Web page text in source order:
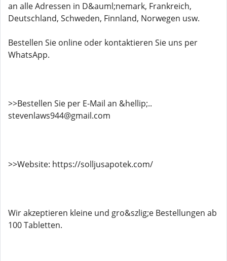
an alle Adressen in D&auml;nemark, Frankreich,
Deutschland, Schweden, Finnland, Norwegen usw.
Bestellen Sie online oder kontaktieren Sie uns per
WhatsApp.
>>Bestellen Sie per E-Mail an &hellip;..
stevenlaws944@gmail.com
>>Website: https://solljusapotek.com/
Wir akzeptieren kleine und gro&szlig;e Bestellungen ab
100 Tabletten.